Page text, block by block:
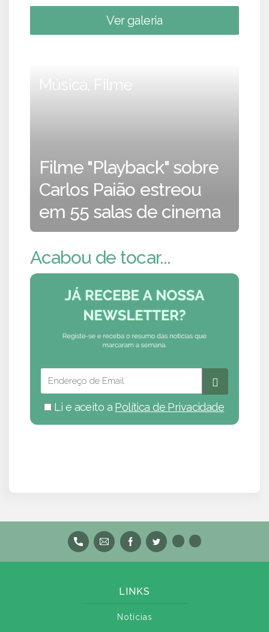
Ver galeria
Música, Filme
Filme "Playback" sobre
Carlos Paião estreou
em 55 salas de cinema
Acabou de tocar...
Li e aceito a Política de Privacidade
LINKS
Notícias